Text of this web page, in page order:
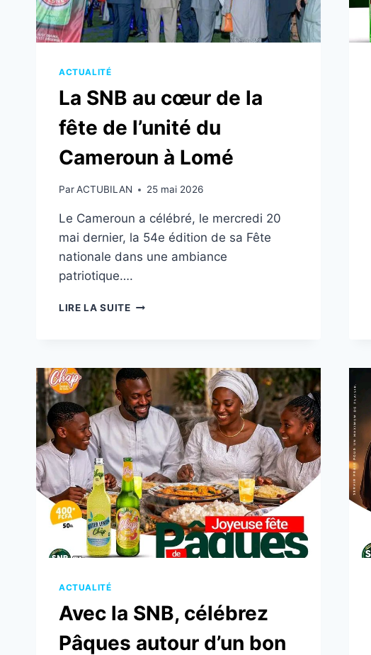
ACTUALITÉ
La SNB au cœur de la
fête de l’unité du
Cameroun à Lomé
ParACTUBILAN 25 mai 2026
Le Cameroun a célébré, le mercredi 20
mai dernier, la 54e édition de sa Fête
nationale dans une ambiance
patriotique….
LIRE LA SUITELA
LA
FÊTE
DE
L’UNITÉ
DU
CAMEROUN
À
LOMÉ
ACTUALITÉ
Avec la SNB, célébrez
Pâques autour d’un bon